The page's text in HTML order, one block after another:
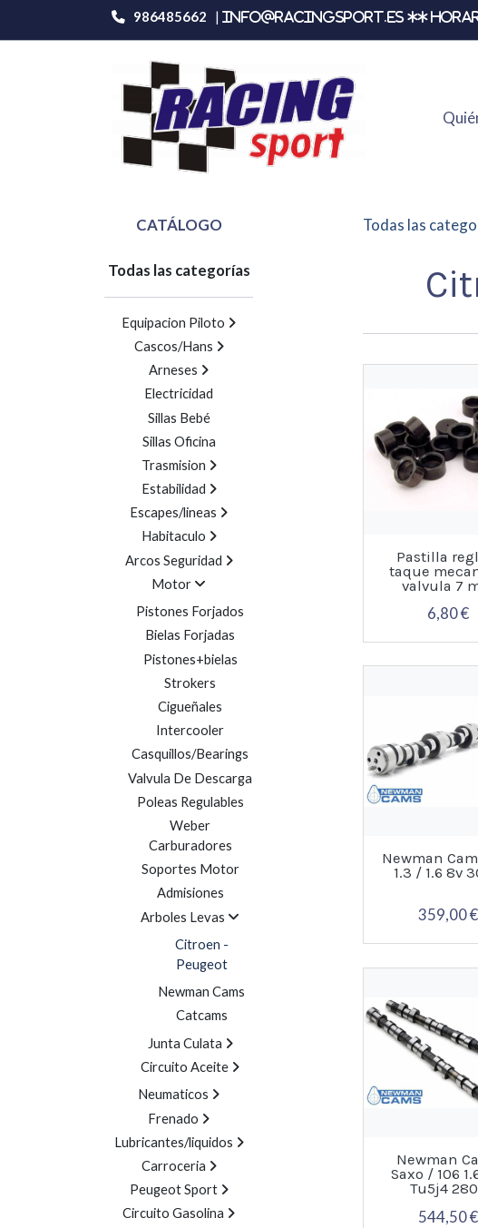
986485662 | info@racingsport.es **
CATÁLOGO
Todas las categorías
Equipacion Piloto
Cascos/Hans
Arneses
Electricidad
Sillas Bebé
Sillas Oficina
Trasmision
Estabilidad
Escapes/lineas
Habitaculo
Arcos Seguridad
Motor
Pistones Forjados
Bielas Forjadas
Pistones+bielas
Strokers
Cigueñales
Intercooler
Casquillos/Bearings
Valvula De Descarga
Poleas Regulables
Weber
Carburadores
Soportes Motor
Admisiones
Arboles Levas
Citroen -
Peugeot
Newman Cams
Catcams
Junta Culata
Circuito Aceite
Neumaticos
Frenado
Lubricantes/liquidos
Carroceria
Peugeot Sport
Circuito Gasolina
Todas las
Pastilla
taque
valvula 7
6,80 €
Newman
1.3 / 1.6 8v
359,00 €
Newman
Saxo / 106
Tu5j4
544,50 €